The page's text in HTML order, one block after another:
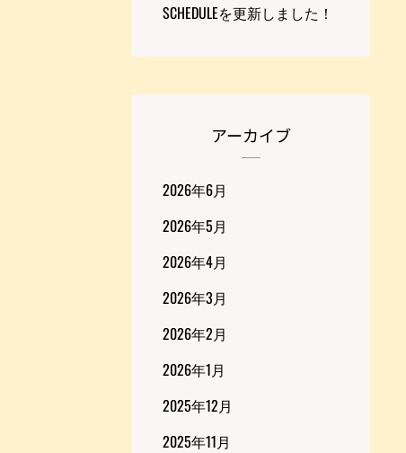
SCHEDULEを更新しました！
アーカイブ
2026年6月
2026年5月
2026年4月
2026年3月
2026年2月
2026年1月
2025年12月
2025年11月